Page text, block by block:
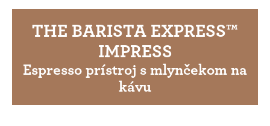
THE BARISTA EXPRESS™
IMPRESS
Espresso prístroj s mlynčekom na
kávu